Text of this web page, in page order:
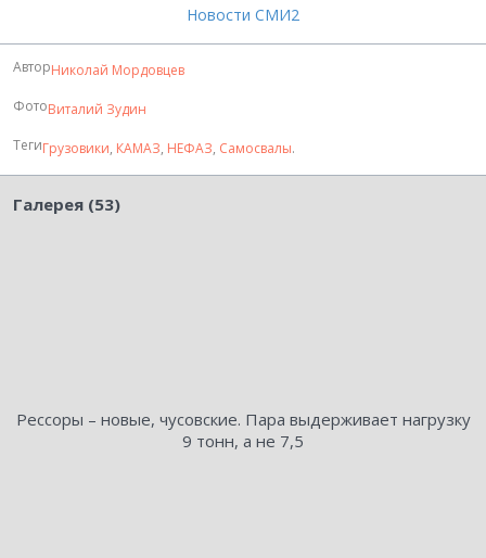
Новости СМИ2
АвторНиколай Мордовцев
ФотоВиталий Зудин
ТегиГрузовики, КАМАЗ, НЕФАЗ, Самосвалы.
Галерея (53)
Рессоры – новые, чусовские. Пара выдерживает нагрузку
9 тонн, а не 7,5